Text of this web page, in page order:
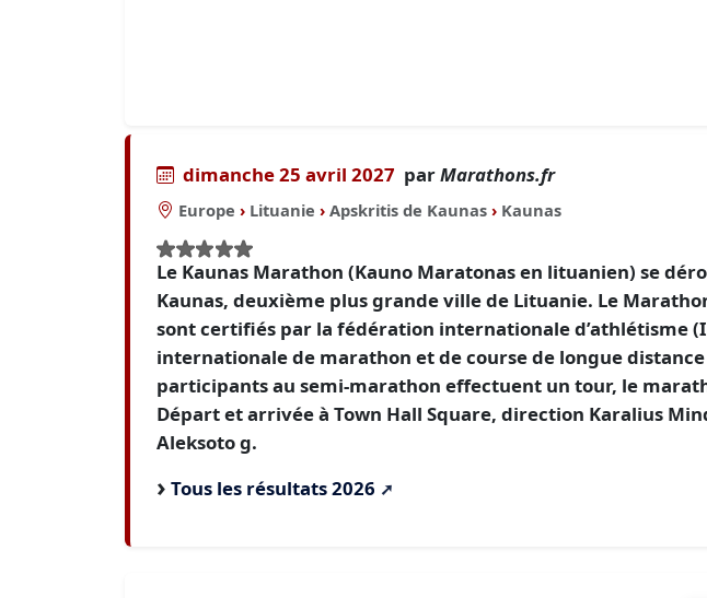
dimanche 25 avril 2027 parMarathons.fr
Europe › Lituanie › Apskritis de Kaunas › Kaunas
Le Kaunas Marathon (Kauno Maratonas en lituanien) se
Kaunas, deuxième plus grande ville de Lituanie. Le
sont certifiés par la fédération internationale d’athlétisme
internationale de marathon et de course de longue distance
participants au semi-marathon effectuent un tour, le
Départ et arrivée à Town Hall Square, direction Karalius
Aleksoto g.
Tous les résultats 2026